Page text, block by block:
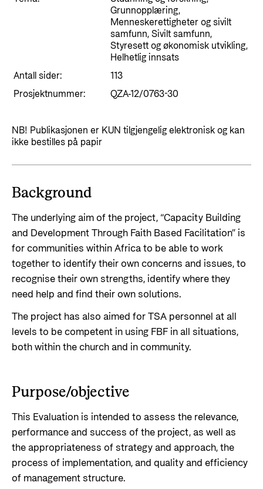
Styresett og økonomisk utvikling
Statsgarantiordningen for investeringer i
Norad - Partnerskap med privat sektor
Viktige dokumenter og lenker
Partnerfordeling
Evalueringer (Norec)
Kontakt
Norads Varslingstjeneste
Postjournal
Personvern
Grunnopplæring,
Menneskerettigheter og sivilt
samfunn, Sivilt samfunn,
Styresett og økonomisk utvikling,
Helhetlig innsats
Antall sider:
113
Prosjektnummer:
QZA-12/0763-30
NB! Publikasjonen er KUN tilgjengelig elektronisk og kan
ikke bestilles på papir
Background
The underlying aim of the project, “Capacity Building
and Development Through Faith Based Facilitation” is
for communities within Africa to be able to work
together to identify their own concerns and issues, to
recognise their own strengths, identify where they
need help and find their own solutions.
The project has also aimed for TSA personnel at all
levels to be competent in using FBF in all situations,
both within the church and in community.
Purpose/objective
This Evaluation is intended to assess the relevance,
performance and success of the project, as well as
the appropriateness of strategy and approach, the
process of implementation, and quality and efficiency
of management structure.